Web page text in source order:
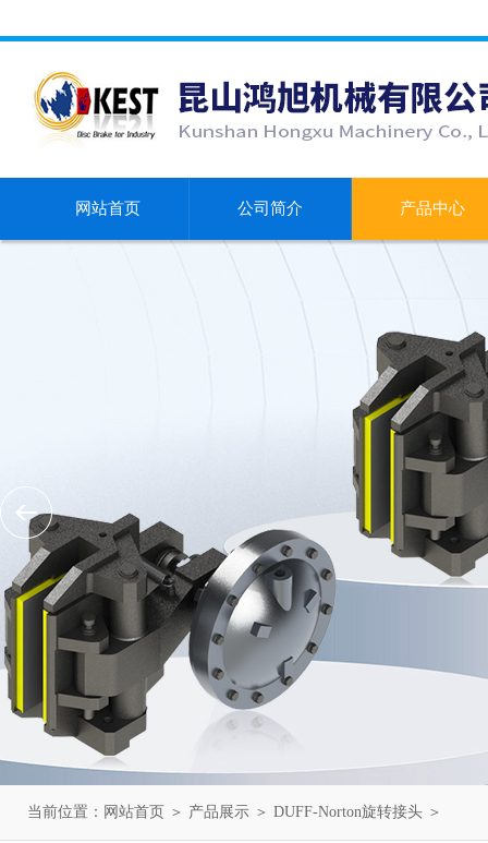
网站首页 公司简介 产品中心
当前位置： 网站首页 ＞ 产品展示 ＞ DUFF-Norton旋转接头 ＞